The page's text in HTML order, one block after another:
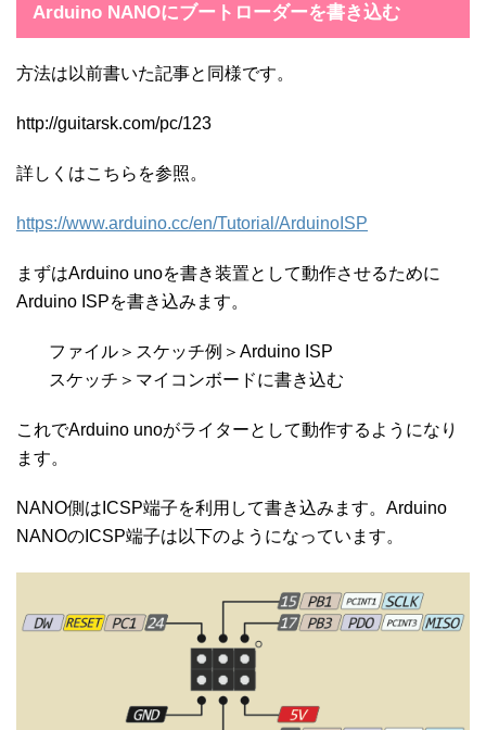
Arduino NANOにブートローダーを書き込む
方法は以前書いた記事と同様です。
http://guitarsk.com/pc/123
詳しくはこちらを参照。
https://www.arduino.cc/en/Tutorial/ArduinoISP
まずはArduino unoを書き装置として動作させるために
Arduino ISPを書き込みます。
ファイル＞スケッチ例＞Arduino ISP
スケッチ＞マイコンボードに書き込む
これでArduino unoがライターとして動作するようになり
ます。
NANO側はICSP端子を利用して書き込みます。Arduino
NANOのICSP端子は以下のようになっています。